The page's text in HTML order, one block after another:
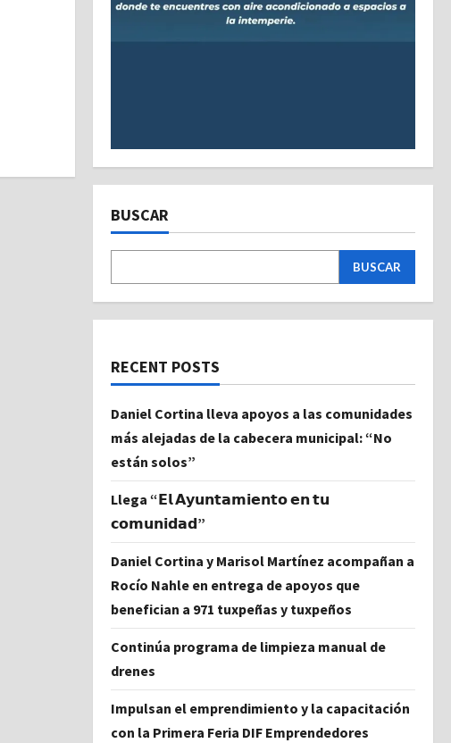
BUSCAR
BUSCAR
RECENT POSTS
Daniel Cortina lleva apoyos a las comunidades
más alejadas de la cabecera municipal: “No
están solos”
Llega “𝗘𝗹 𝗔𝘆𝘂𝗻𝘁𝗮𝗺𝗶𝗲𝗻𝘁𝗼 𝗲𝗻 𝘁𝘂
𝗰𝗼𝗺𝘂𝗻𝗶𝗱𝗮𝗱”
Daniel Cortina y Marisol Martínez acompañan a
Rocío Nahle en entrega de apoyos que
benefician a 971 tuxpeñas y tuxpeños
Continúa programa de limpieza manual de
drenes
Impulsan el emprendimiento y la capacitación
con la Primera Feria DIF Emprendedores